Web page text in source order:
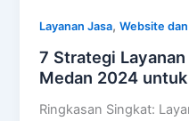
Layanan Jasa,Website dan
7 Strategi
Medan 2024
Ringkasan Singkat: